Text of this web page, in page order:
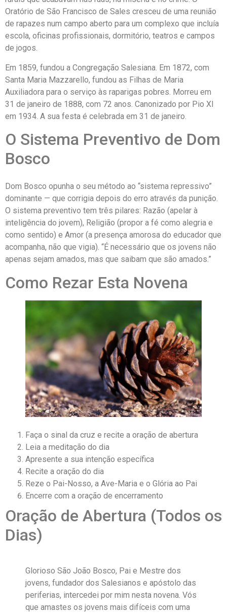
Oratório de São Francisco de Sales cresceu de uma reunião
de rapazes num campo aberto para um complexo que incluía
escola, oficinas profissionais, dormitório, teatros e campos
de jogos.
Em 1859, fundou a Congregação Salesiana. Em 1872, com
Santa Maria Mazzarello, fundou as Filhas de Maria
Auxiliadora para o serviço às raparigas pobres. Morreu em
31 de janeiro de 1888, com 72 anos. Canonizado por Pio XI
em 1934. A sua festa é celebrada em 31 de janeiro.
O Sistema Preventivo de Dom
Bosco
Dom Bosco opunha o seu método ao “sistema repressivo”
dominante — que corrigia depois do erro através da punição.
O sistema preventivo tem três pilares: Razão (apelar à
inteligência do jovem), Religião (propor a fé como alegria e
como sentido) e Amor (a presença amorosa do educador que
acompanha, não que vigia). “É necessário que os jovens não
apenas sejam amados, mas que saibam que são amados.”
Como Rezar Esta Novena
Faça o sinal da cruz e recite a oração de abertura
Leia a meditação do dia
Apresente a sua intenção específica
Recite a oração do dia
Reze o Pai-Nosso, a Ave-Maria e o Glória ao Pai
Encerre com a oração de encerramento
Oração de Abertura (Todos os
Dias)
Glorioso São João Bosco, Pai e Mestre dos
jovens, fundador dos Salesianos e apóstolo das
periferias, intercedei por mim nesta novena. Vós
que amastes os jovens mais difíceis com uma